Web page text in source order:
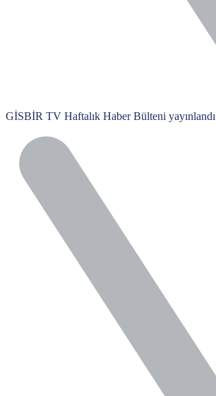
GİSBİR TV Haftalık Haber Bülteni yayınlandı